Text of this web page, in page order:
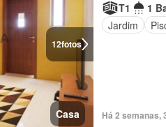
12fotos
Casa
T1
1
Jardim
Há 2 semanas,